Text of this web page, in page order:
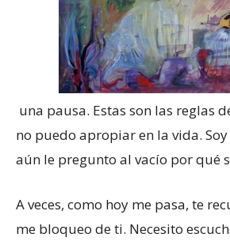
una pausa. Estas son las reglas
no puedo apropiar en la vida.
aún le pregunto al vacío por qué
A veces, como hoy me pasa, te
me bloqueo de ti. Necesito